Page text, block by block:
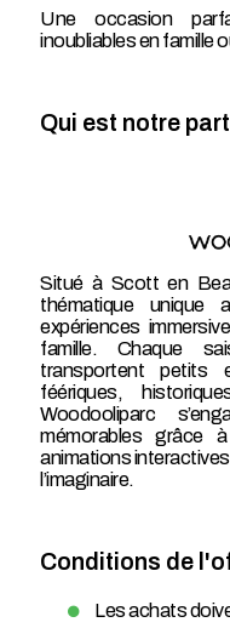
Une occasion
inoubliables en famille
Qui est notre
Situé à Scott en
thématique unique
expériences
famille. Chaque
transportent petits
féériques,
Woodooliparc
mémorables grâce
animations
l’imaginaire.
Conditions de
Les achats